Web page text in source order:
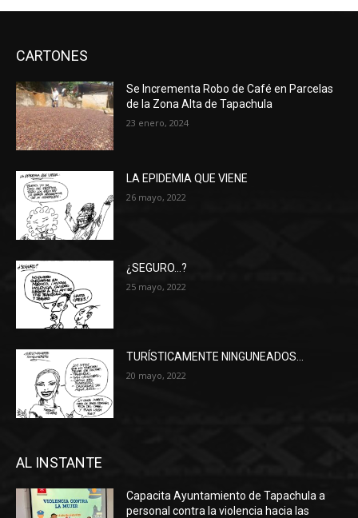
CARTONES
Se Incrementa Robo de Café en Parcelas
de la Zona Alta de Tapachula
23 enero, 2024
LA EPIDEMIA QUE VIENE
26 mayo, 2022
¿SEGURO…?
25 mayo, 2022
TURÍSTICAMENTE NINGUNEADOS…
20 mayo, 2022
AL INSTANTE
Capacita Ayuntamiento de Tapachula a
personal contra la violencia hacia las